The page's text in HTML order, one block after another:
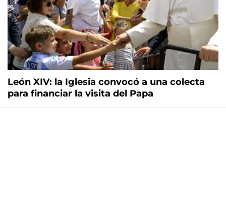
León XIV: la Iglesia convocó a una colecta
para financiar la visita del Papa